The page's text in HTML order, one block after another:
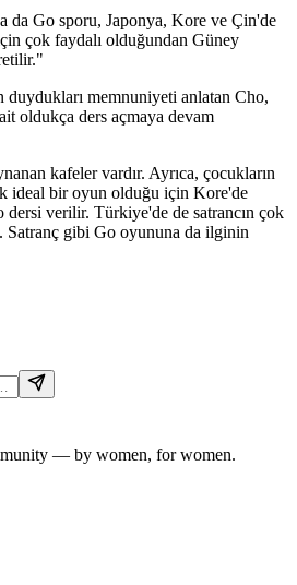
da Go sporu, Japonya, Kore ve Çin'de
çok faydalı olduğundan Güney
memnuniyeti anlatan Cho,
oldukça ders açmaya devam
kafeler vardır. Ayrıca, çocukların
ideal bir oyun olduğu için Kore'de
verilir. Türkiye'de de satrancın çok
Satranç gibi Go oyununa da ilginin
— by women, for women.